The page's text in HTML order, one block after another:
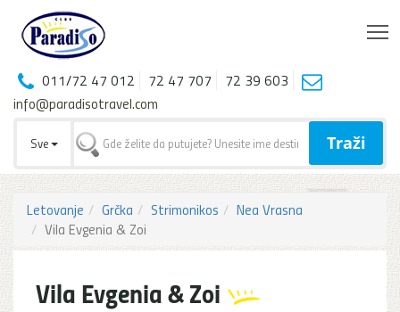
011/72 47 012 72 47 707
72 39 603
info@paradisotravel.com
Sve Traži
Letovanje Grčka Strimonikos
Nea Vrasna
Vila Evgenia & Zoi
Vila Evgenia & Zoi